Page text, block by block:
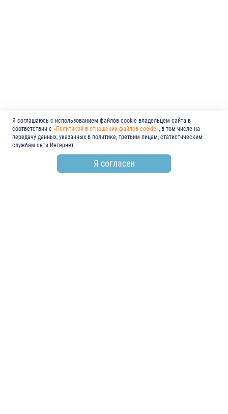
Я соглашаюсь с использованием файлов cookie владельцем сайта в
соответствии с «Политикой в отношении файлов cookie», в том числе на
передачу данных, указанных в политике, третьим лицам, статистическим
службам сети Интернет
Я согласен